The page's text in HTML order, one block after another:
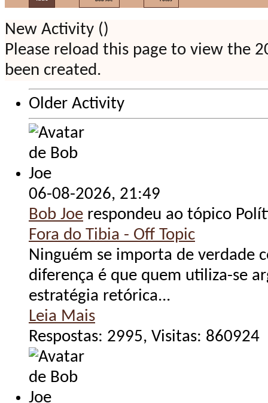
New Activity ()
Please reload this page to view the
been created.
Older Activity
06-08-2026, 21:49
Bob Joe respondeu ao tópico
Fora do Tibia - Off Topic
Ninguém se importa de verdade
diferença é que quem utiliza-se
estratégia retórica...
Leia Mais
Respostas: 2995, Visitas: 860924